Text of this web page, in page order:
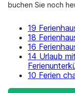
buchen Sie noch
19
18
16
14 Urlaub
10 Ferien